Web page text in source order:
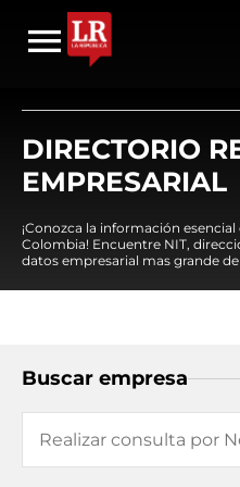
DIRECTORIO
EMPRESARIAL
¡Conozca la información
Colombia! Encuentre NIT,
datos empresarial mas grande
Buscar empresa